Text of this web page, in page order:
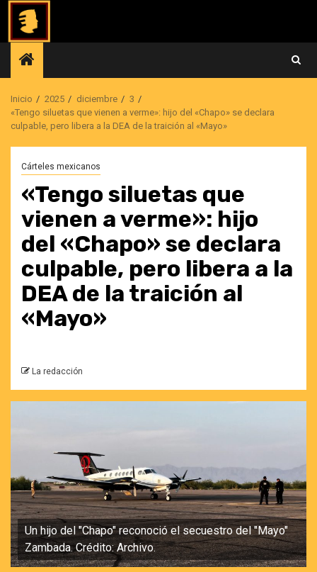
Saltar
contenido
Inicio 2025 diciembre
3
«Tengo siluetas que vienen a verme»: hijo del «Chapo» se declara
culpable, pero libera a la DEA de la traición al «Mayo»
Cárteles mexicanos
«Tengo siluetas que
vienen a verme»: hijo
del «Chapo» se declara
culpable, pero libera a la
DEA de la traición al
«Mayo»
La redacción
Un hijo del "Chapo" reconoció el secuestro del "Mayo"
Zambada. Crédito: Archivo.